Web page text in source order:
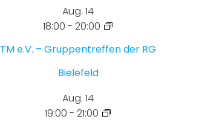
Aug. 14
18:00 - 20:00
TM e.V. – Gruppentreffen der RG
Bielefeld
Aug. 14
19:00 - 21:00